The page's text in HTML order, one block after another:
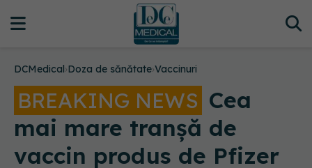
DCMedical›Doza de sănătate›Vaccinuri
BREAKING NEWS Cea
mai mare tranșă de
vaccin produs de Pfizer